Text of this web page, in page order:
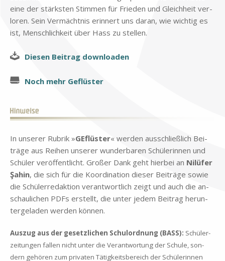
eine der stärk­sten Stim­men für Frie­den und Gleich­heit ver­
lo­ren. Sein Ver­mächt­nis er­in­nert uns dar­an, wie wich­tig es
ist, Mensch­lich­keit über Hass zu stel­len.
Die­sen Bei­trag down­loa­den
Noch mehr Ge­flü­ster
In un­se­rer Ru­brik »GE­flü­ster« wer­den aus­schließ­lich Bei­
trä­ge aus Rei­hen un­se­rer wun­der­ba­ren Schü­le­rin­nen und
Schü­ler ver­öf­fent­licht. Gro­ßer Dank geht hier­bei an Nilü­fer
Şa­hin, die sich für die Ko­or­di­na­ti­on die­ser Bei­trä­ge so­wie
die Schü­ler­re­dak­ti­on ver­ant­wort­lich zeigt und auch die an­
schau­li­chen PDFs er­stellt, die un­ter je­dem Bei­trag her­un­
ter­ge­la­den wer­den kön­nen.
Aus­zug aus der ge­setz­li­chen Schul­ord­nung (BASS): Schü­ler­
zei­tun­gen fal­len nicht un­ter die Ver­ant­wor­tung der Schu­le, son­
dern ge­hö­ren zum pri­va­ten Tä­tig­keits­be­reich der Schü­le­rin­nen